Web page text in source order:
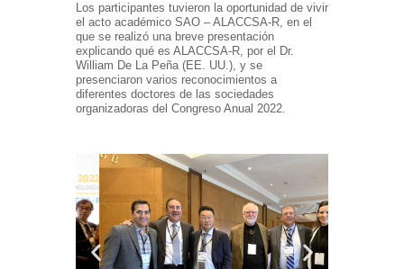
Los participantes tuvieron la oportunidad de vivir
el acto académico SAO – ALACCSA-R, en el
que se realizó una breve presentación
explicando qué es ALACCSA-R, por el Dr.
William De La Peña (EE. UU.), y se
presenciaron varios reconocimientos a
diferentes doctores de las sociedades
organizadoras del Congreso Anual 2022.